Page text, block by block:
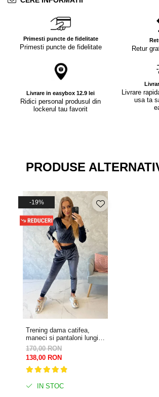
Primesti puncte de fidelitate
Primesti puncte de fidelitate Retur
Livrare in easybox 12.9 lei
Ridici personal produsul din
lockerul tau favorit
Livrare
usa ta
PRODUSE
-19%
Trening dama catifea,
maneci si pantaloni lungi,
cu dunga laterala Queen,
albastru, marime S/M
170,00 RON
138,00 RON
IN STOC